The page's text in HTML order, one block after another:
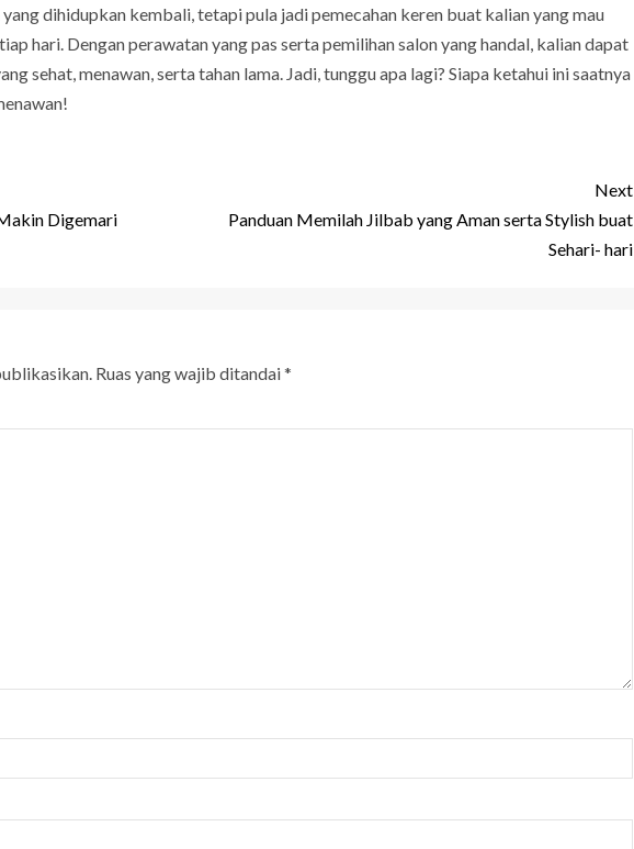
dihidupkan kembali, tetapi pula jadi pemecahan keren buat kalian yang mau
hari. Dengan perawatan yang pas serta pemilihan salon yang handal, kalian dapat
sehat, menawan, serta tahan lama. Jadi, tunggu apa lagi? Siapa ketahui ini saatnya
Digemari
Next
Panduan Memilah Jilbab yang Aman serta Stylish buat
Sehari- hari
Ruas yang wajib ditandai*